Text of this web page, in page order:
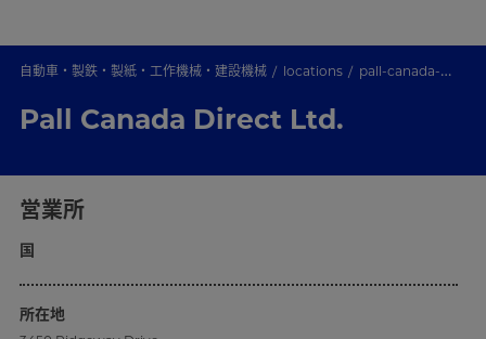
自動車・製鉄・製紙・工作機械・建設機械 locations pall-canada-direct-ltd-
Pall Canada Direct Ltd.
営業所
国
所在地